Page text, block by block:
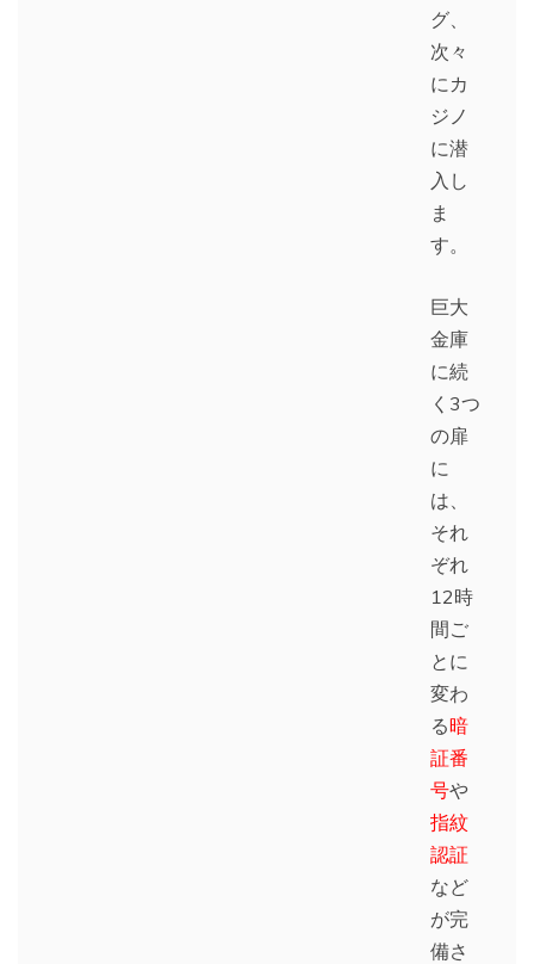
グ、
次々
にカ
ジノ
に潜
入し
ま
す。
巨大
金庫
に続
く3つ
の扉
に
は、
それ
ぞれ
12時
間ご
とに
変わ
る暗
証番
号や
指紋
認証
など
が完
備さ